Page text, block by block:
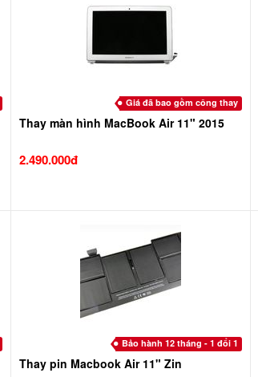
Giá đã bao gồm công thay
Thay màn hình MacBook Air 11" 2015
2.490.000đ
Bảo hành 12 tháng - 1 đổi 1
Thay pin Macbook Air 11" Zin